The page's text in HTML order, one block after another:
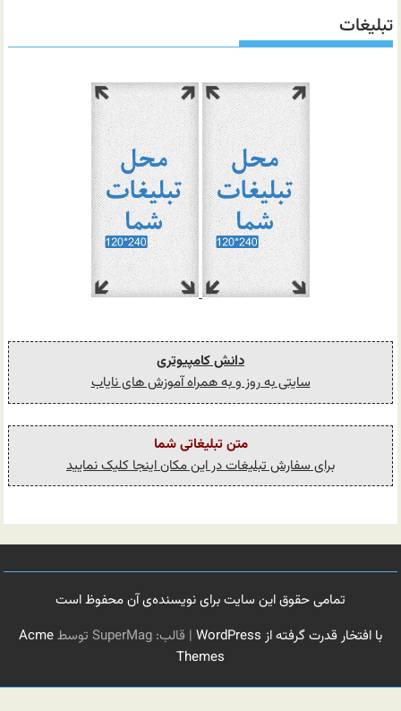
تبلیغات
دانش کامپیوتری
سایتی به روز و به همراه آموزش های نایاب
متن تبلیغاتی شما
برای سفارش تبلیغات در این مکان اینجا کلیک نمایید
تمامی حقوق این سایت برای نویسنده‌ی آن محفوظ است
با افتخار قدرت گرفته از WordPress
| قالب: SuperMag توسط
Acme
Themes